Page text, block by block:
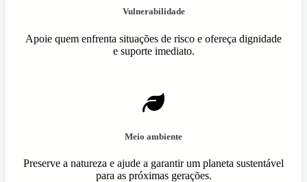
Vulnerabilidade
Apoie quem enfrenta situações de risco e ofereça dignidade
e suporte imediato.
Meio ambiente
Preserve a natureza e ajude a garantir um planeta sustentável
para as próximas gerações.